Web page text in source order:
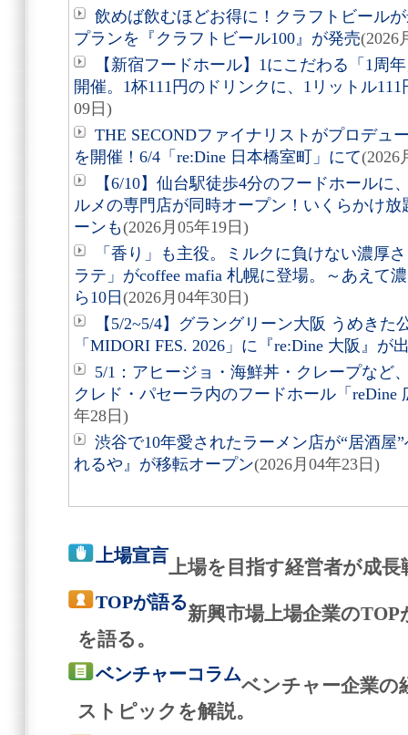
飲めば飲むほどお得に！クラフトビール
プランを『クラフトビール100』が発売(2026
【新宿フードホール】1にこだわる「1周
開催。1杯111円のドリンクに、1リットル
09日)
THE SECONDファイナリストがプロデュ
を開催！6/4「re:Dine 日本橋室町」にて(2026
【6/10】仙台駅徒歩4分のフードホール
ルメの専門店が同時オープン！いくらかけ
ーンも(2026月05年19日)
「香り」も主役。ミルクに負けない濃厚
ラテ」がcoffee mafia 札幌に登場。～あえて
ら10日 (2026月04年30日)
【5/2~5/4】グラングリーン大阪 うめき
「MIDORI FES. 2026」に『re:Dine 大阪』が
5/1：アヒージョ・海鮮丼・クレープなど
クレド・パセーラ内のフードホール「reDine
年28日)
渋谷で10年愛されたラーメン店が“居酒屋
れるや』が移転オープン(2026月04年23日)
上場宣言
上場を目指す経営者が成
TOPが語る
新興市場上場企業の
を語る。
ベンチャーコラム
ベンチャー企業の
ストピックを解説。